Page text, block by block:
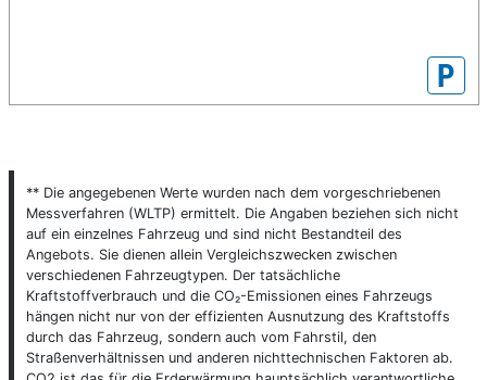
P
** Die angegebenen Werte wurden nach dem vorgeschriebenen
Messverfahren (WLTP) ermittelt. Die Angaben beziehen sich nicht
auf ein einzelnes Fahrzeug und sind nicht Bestandteil des
Angebots. Sie dienen allein Vergleichszwecken zwischen
verschiedenen Fahrzeugtypen. Der tatsächliche
Kraftstoffverbrauch und die CO₂-Emissionen eines Fahrzeugs
hängen nicht nur von der effizienten Ausnutzung des Kraftstoffs
durch das Fahrzeug, sondern auch vom Fahrstil, den
Straßenverhältnissen und anderen nichttechnischen Faktoren ab.